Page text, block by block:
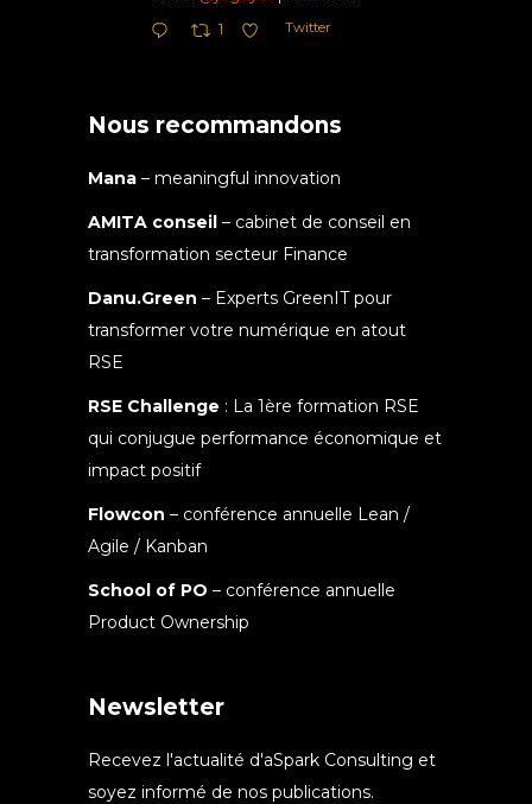
1 Twitter
Nous recommandons
Mana – meaningful innovation
AMITA conseil – cabinet de conseil en
transformation secteur Finance
Danu.Green – Experts GreenIT pour
transformer votre numérique en atout
RSE
RSE Challenge : La 1ère formation RSE
qui conjugue performance économique et
impact positif
Flowcon – conférence annuelle Lean /
Agile / Kanban
School of PO – conférence annuelle
Product Ownership
Newsletter
Recevez l'actualité d'aSpark Consulting et
soyez informé de nos publications.